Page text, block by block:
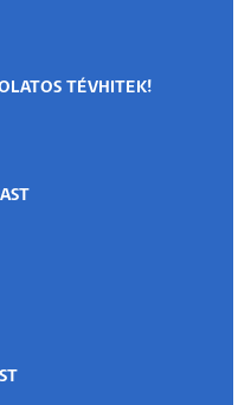
TÉVHITEK!